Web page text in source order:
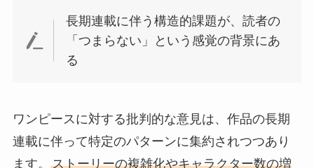
長期連載に伴う構造的課題が、読者の
「つまらない」という感覚の背景にあ
る
ワンピースに対する批判的な意見は、作品の長期
連載に伴って特定のパターンに集約されつつあり
ます。 ストーリーの複雑化やキャラクター数の増